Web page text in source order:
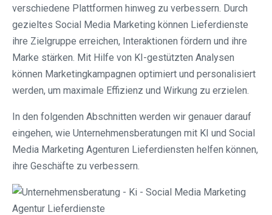
verschiedene Plattformen hinweg zu verbessern. Durch
gezieltes Social Media Marketing können Lieferdienste
ihre Zielgruppe erreichen, Interaktionen fördern und ihre
Marke stärken. Mit Hilfe von KI-gestützten Analysen
können Marketingkampagnen optimiert und personalisiert
werden, um maximale Effizienz und Wirkung zu erzielen.
In den folgenden Abschnitten werden wir genauer darauf
eingehen, wie Unternehmensberatungen mit KI und Social
Media Marketing Agenturen Lieferdiensten helfen können,
ihre Geschäfte zu verbessern.